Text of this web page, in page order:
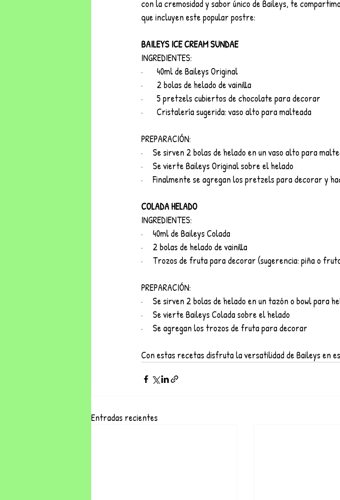
con la cremosidad y sabor único de Baileys, te
que incluyen este popular postre:
BAILEYS ICE CREAM SUNDAE
INGREDIENTES:
·       40ml de Baileys Original
·       2 bolas de helado de vainilla
·       5 pretzels cubiertos de chocolate para decorar
·       Cristalería sugerida: vaso alto para malteada
PREPARACIÓN:
·     Se sirven 2 bolas de helado en un vaso alto para
·     Se vierte Baileys Original sobre el helado
·     Finalmente se agregan los pretzels para decorar y
COLADA HELADO
INGREDIENTES:
·     40ml de Baileys Colada
·     2 bolas de helado de vainilla
·     Trozos de fruta para decorar (sugerencia: piña o
PREPARACIÓN:
·     Se sirven 2 bolas de helado en un tazón o bowl para
·     Se vierte Baileys Colada sobre el helado
·     Se agregan los trozos de fruta para decorar
Con estas recetas disfruta la versatilidad de Baileys en
Entradas recientes